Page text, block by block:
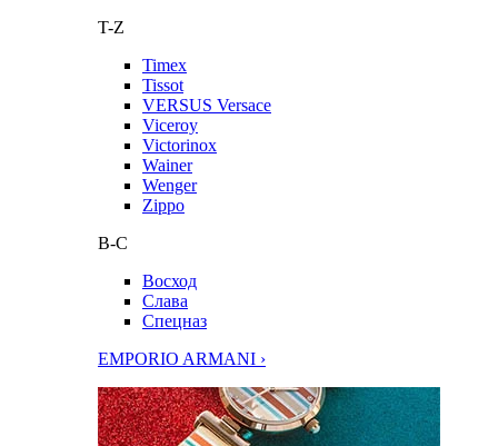
T-Z
Timex
Tissot
VERSUS Versace
Viceroy
Victorinox
Wainer
Wenger
Zippo
В-С
Восход
Слава
Спецназ
EMPORIO ARMANI ›